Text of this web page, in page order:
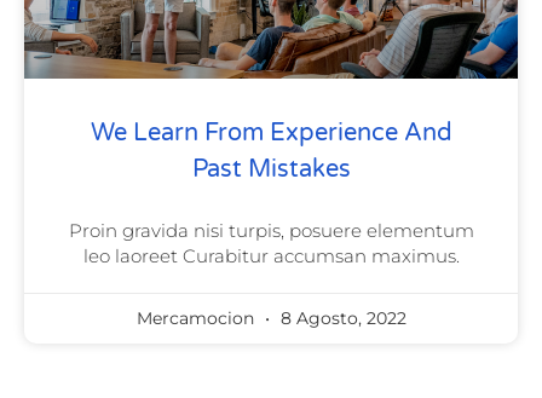
We Learn From Experience And
Past Mistakes
Proin gravida nisi turpis, posuere elementum
leo laoreet Curabitur accumsan maximus.
Mercamocion 8 Agosto, 2022